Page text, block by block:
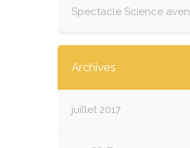
Spectacle Science
Archives
juillet 2017